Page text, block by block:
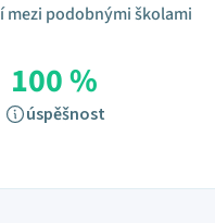
mezi podobnými školami
100 %
úspěšnost